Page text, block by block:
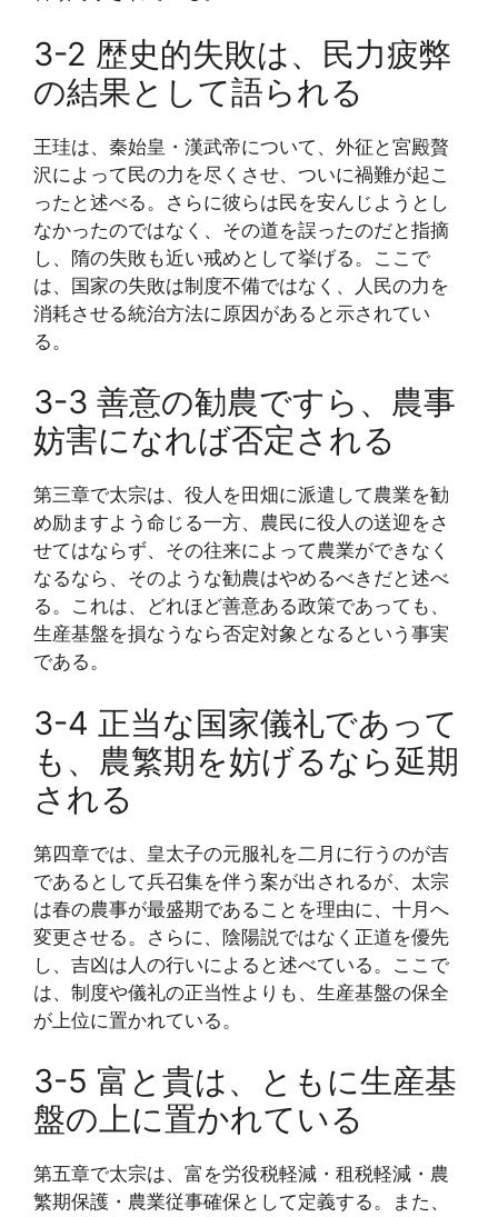
3-2 歴史的失敗は、民力疲弊
の結果として語られる
王珪は、秦始皇・漢武帝について、外征と宮殿贅
沢によって民の力を尽くさせ、ついに禍難が起こ
ったと述べる。さらに彼らは民を安んじようとし
なかったのではなく、その道を誤ったのだと指摘
し、隋の失敗も近い戒めとして挙げる。ここで
は、国家の失敗は制度不備ではなく、人民の力を
消耗させる統治方法に原因があると示されてい
る。
3-3 善意の勧農ですら、農事
妨害になれば否定される
第三章で太宗は、役人を田畑に派遣して農業を勧
め励ますよう命じる一方、農民に役人の送迎をさ
せてはならず、その往来によって農業ができなく
なるなら、そのような勧農はやめるべきだと述べ
る。これは、どれほど善意ある政策であっても、
生産基盤を損なうなら否定対象となるという事実
である。
3-4 正当な国家儀礼であって
も、農繁期を妨げるなら延期
される
第四章では、皇太子の元服礼を二月に行うのが吉
であるとして兵召集を伴う案が出されるが、太宗
は春の農事が最盛期であることを理由に、十月へ
変更させる。さらに、陰陽説ではなく正道を優先
し、吉凶は人の行いによると述べている。ここで
は、制度や儀礼の正当性よりも、生産基盤の保全
が上位に置かれている。
3-5 富と貴は、ともに生産基
盤の上に置かれている
第五章で太宗は、富を労役税軽減・租税軽減・農
繁期保護・農業従事確保として定義する。また、